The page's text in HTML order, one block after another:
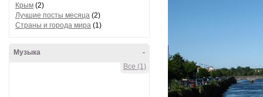
Крым (2)
Лучшие посты месяца (2)
Страны и города мира (1)
-
Музыка
Все (1)